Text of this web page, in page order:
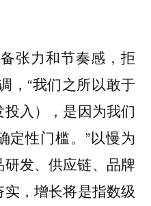
张力和节奏感，拒
，“我们之所以敢于
入），是因为我们
定性门槛。”以慢为
发、供应链、品牌
，增长将是指数级